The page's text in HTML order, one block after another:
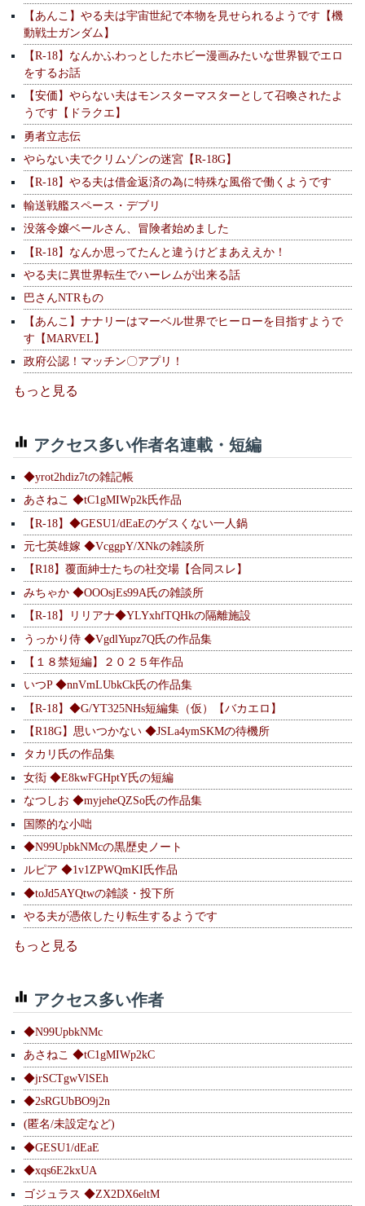
【あんこ】やる夫は宇宙世紀で本物を見せられるようです【機
動戦士ガンダム】
【R-18】なんかふわっとしたホビー漫画みたいな世界観でエロ
をするお話
【安価】やらない夫はモンスターマスターとして召喚されたよ
うです【ドラクエ】
勇者立志伝
やらない夫でクリムゾンの迷宮【R-18G】
【R-18】やる夫は借金返済の為に特殊な風俗で働くようです
輸送戦艦スペース・デブリ
没落令嬢ベールさん、冒険者始めました
【R-18】なんか思ってたんと違うけどまあええか！
やる夫に異世界転生でハーレムが出来る話
巴さんNTRもの
【あんこ】ナナリーはマーベル世界でヒーローを目指すようで
す【MARVEL】
政府公認！マッチン〇アプリ！
もっと見る
アクセス多い作者名連載・短編
◆yrot2hdiz7tの雑記帳
あさねこ ◆tC1gMIWp2k氏作品
【R-18】◆GESU1/dEaEのゲスくない一人鍋
元七英雄嫁 ◆VcggpY/XNkの雑談所
【R18】覆面紳士たちの社交場【合同スレ】
みちゃか ◆OOOsjEs99A氏の雑談所
【R-18】リリアナ◆YLYxhfTQHkの隔離施設
うっかり侍 ◆VgdlYupz7Q氏の作品集
【１８禁短編】２０２５年作品
いつP ◆nnVmLUbkCk氏の作品集
【R-18】◆G/YT325NHs短編集（仮）【バカエロ】
【R18G】思いつかない ◆JSLa4ymSKMの待機所
タカリ氏の作品集
女衒 ◆E8kwFGHptY氏の短編
なつしお ◆myjeheQZSo氏の作品集
国際的な小咄
◆N99UpbkNMcの黒歴史ノート
ルピア ◆1v1ZPWQmKI氏作品
◆toJd5AYQtwの雑談・投下所
やる夫が憑依したり転生するようです
もっと見る
アクセス多い作者
◆N99UpbkNMc
あさねこ ◆tC1gMIWp2kC
◆jrSCTgwVlSEh
◆2sRGUbBO9j2n
(匿名/未設定など)
◆GESU1/dEaE
◆xqs6E2kxUA
ゴジュラス ◆ZX2DX6eltM